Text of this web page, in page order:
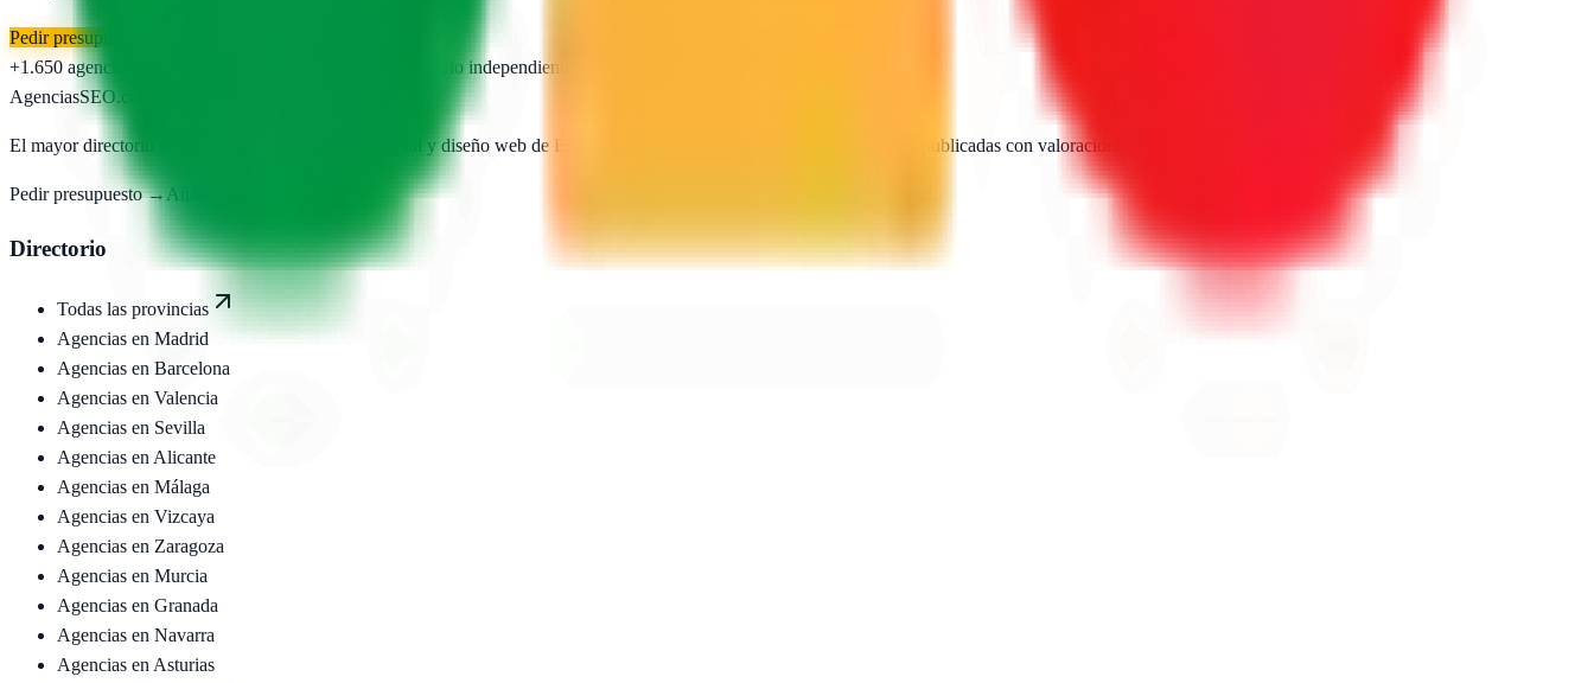
Pedir presupuesto gratis
+1.650 agencias publicadas Directorio independiente
AgenciasSEO.com
El mayor directorio de agencias SEO, marketing digital y diseño web de España. Encuentra, compara y contacta agencias publicadas con valoraciones reales de Google.
Pedir presupuesto →Añadir agencia
Directorio
Todas las provincias
Agencias en Madrid
Agencias en Barcelona
Agencias en Valencia
Agencias en Sevilla
Agencias en Alicante
Agencias en Málaga
Agencias en Vizcaya
Agencias en Zaragoza
Agencias en Murcia
Agencias en Granada
Agencias en Navarra
Agencias en Asturias